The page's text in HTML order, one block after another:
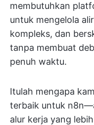
membutuhkan
untuk mengelola
kompleks, dan
tanpa membuat
penuh waktu.
Itulah mengapa
terbaik untuk
alur kerja yang